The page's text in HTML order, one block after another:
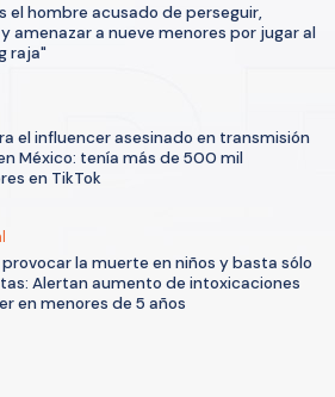
el hombre acusado de perseguir,
amenazar a nueve menores por jugar al
raja"
el influencer asesinado en transmisión
México: tenía más de 500 mil
en TikTok
la muerte en niños y basta sólo
Alertan aumento de intoxicaciones
en menores de 5 años